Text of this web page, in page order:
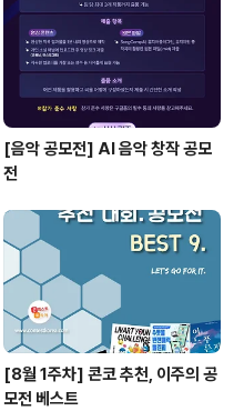
[음악 공모전] AI 음악 창작 공모
전
[8월 1주차] 콘코 추천, 이주의 공
모전 베스트